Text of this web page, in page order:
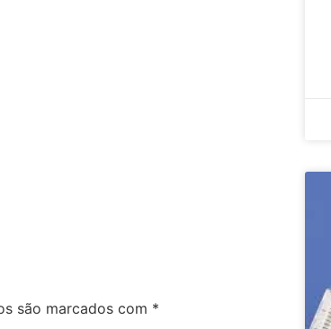
são marcados com *